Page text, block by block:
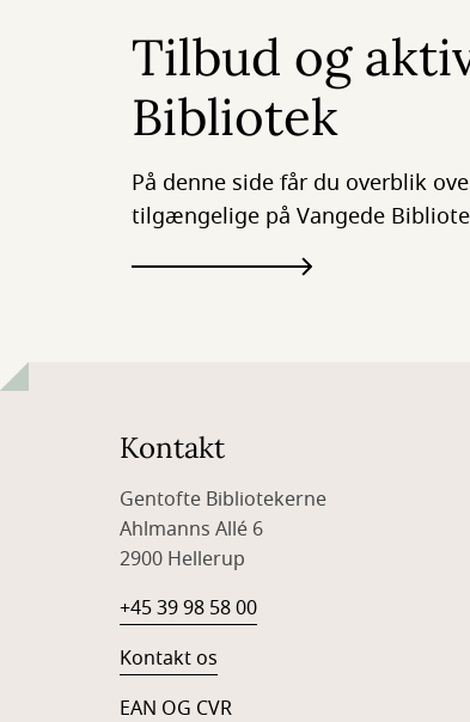
Tilbud og
Bibliotek
På denne side får du overblik
tilgængelige på Vangede
Kontakt
Gentofte Bibliotekerne
Ahlmanns Allé 6
2900 Hellerup
+45 39 98 58 00
Kontakt os
EAN OG CVR